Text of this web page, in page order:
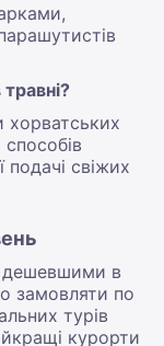
хорватських
подачі свіжих
дешевшими в
замовляти по
турів
курорти